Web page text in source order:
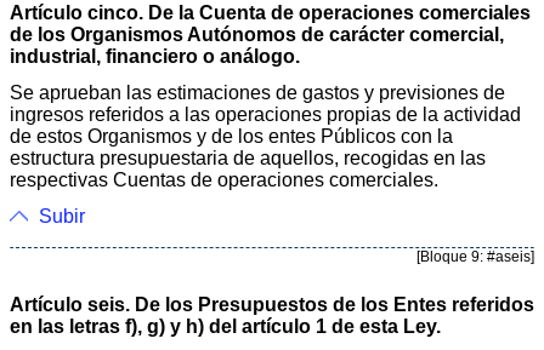
Artículo cinco. De la Cuenta de operaciones comerciales
de los Organismos Autónomos de carácter comercial,
industrial, financiero o análogo.
Se aprueban las estimaciones de gastos y previsiones de
ingresos referidos a las operaciones propias de la actividad
de estos Organismos y de los entes Públicos con la
estructura presupuestaria de aquellos, recogidas en las
respectivas Cuentas de operaciones comerciales.
Subir
[Bloque 9: #aseis]
Artículo seis. De los Presupuestos de los Entes referidos
en las letras f), g) y h) del artículo 1 de esta Ley.